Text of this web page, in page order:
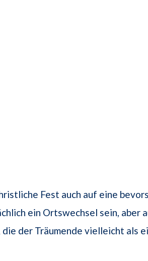
Fest auch auf eine
ein Ortswechsel sein, aber
der Träumende vielleicht als